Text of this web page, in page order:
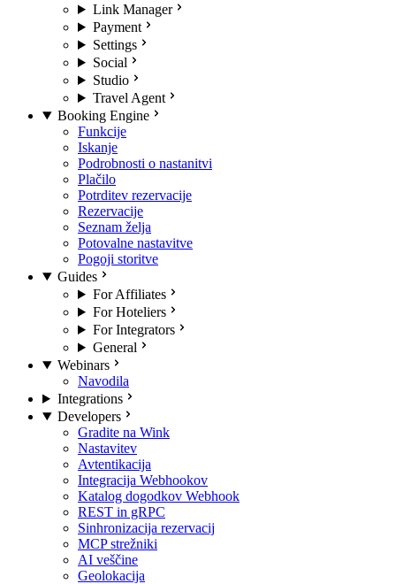
Link Manager
Payment
Settings
Social
Studio
Travel Agent
Booking Engine
Funkcije
Iskanje
Podrobnosti o nastanitvi
Plačilo
Potrditev rezervacije
Rezervacije
Seznam želja
Potovalne nastavitve
Pogoji storitve
Guides
For Affiliates
For Hoteliers
For Integrators
General
Webinars
Navodila
Integrations
Developers
Gradite na Wink
Nastavitev
Avtentikacija
Integracija Webhookov
Katalog dogodkov Webhook
REST in gRPC
Sinhronizacija rezervacij
MCP strežniki
AI veščine
Geolokacija